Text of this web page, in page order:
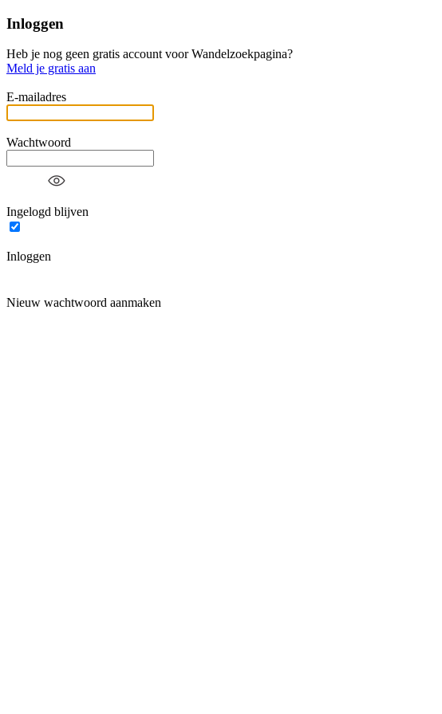
Inloggen
Heb je nog geen gratis account voor Wandelzoekpagina?
Meld je gratis aan
E-mailadres
Wachtwoord
Ingelogd blijven
Inloggen
Nieuw wachtwoord aanmaken